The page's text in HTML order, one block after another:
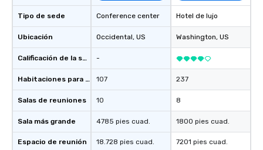
Tipo de sede
Ubicación
Calificación de la sede
Habitaciones para huéspedes
Salas de reuniones
Sala más grande
Espacio de reunión
Conference center
Occidental, US
-
107
10
4785 pies cuad.
18.728 pies cuad.
Hotel de lujo
Washington, US
237
8
1800 pies cuad.
7201 pies cuad.